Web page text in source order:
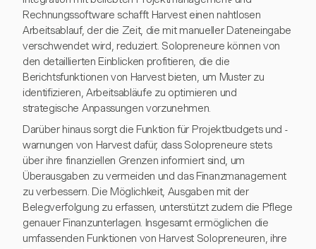
Rechnungssoftware schafft Harvest einen nahtlosen
Arbeitsablauf, der die Zeit, die mit manueller Dateneingabe
verschwendet wird, reduziert. Solopreneure können von
den detaillierten Einblicken profitieren, die die
Berichtsfunktionen von Harvest bieten, um Muster zu
identifizieren, Arbeitsabläufe zu optimieren und
strategische Anpassungen vorzunehmen.
Darüber hinaus sorgt die Funktion für Projektbudgets und -
warnungen von Harvest dafür, dass Solopreneure stets
über ihre finanziellen Grenzen informiert sind, um
Überausgaben zu vermeiden und das Finanzmanagement
zu verbessern. Die Möglichkeit, Ausgaben mit der
Belegverfolgung zu erfassen, unterstützt zudem die Pflege
genauer Finanzunterlagen. Insgesamt ermöglichen die
umfassenden Funktionen von Harvest Solopreneuren, ihre